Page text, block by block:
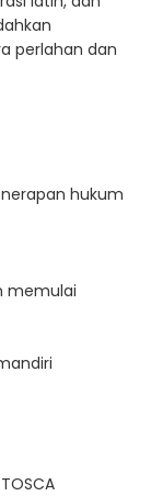
perlahan dan
hukum
memulai